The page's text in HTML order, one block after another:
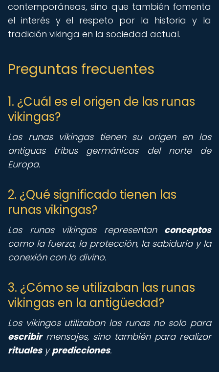
contemporáneas, sino que también fomenta
el interés y el respeto por la historia y la
tradición vikinga en la sociedad actual.
Preguntas frecuentes
1. ¿Cuál es el origen de las runas
vikingas?
Las runas vikingas tienen su origen en las
antiguas tribus germánicas del norte de
Europa.
2. ¿Qué significado tienen las
runas vikingas?
Las runas vikingas representan conceptos
como la fuerza, la protección, la sabiduría y la
conexión con lo divino.
3. ¿Cómo se utilizaban las runas
vikingas en la antigüedad?
Los vikingos utilizaban las runas no solo para
escribirmensajes, sino también para realizar
ritualesypredicciones.